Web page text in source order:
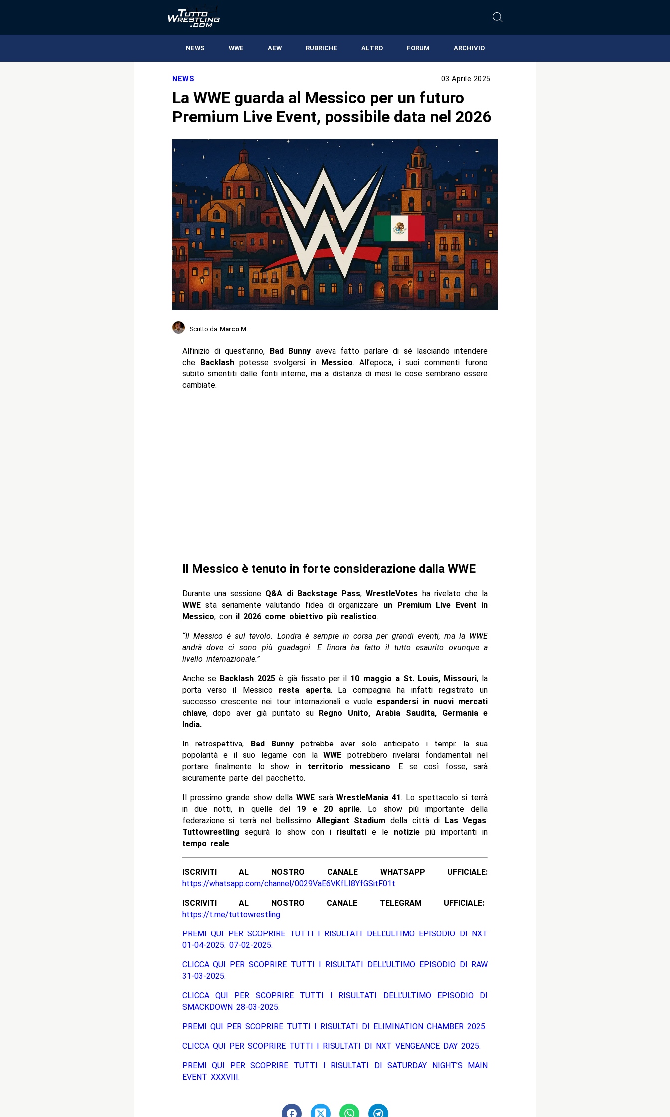
NEWS WWE AEW RUBRICHE ALTRO FORUM ARCHIVIO
NEWS 03 Aprile 2025
La WWE guarda al Messico per un futuro
Premium Live Event, possibile data nel 2026
Scritto da Marco M.
All’inizio di quest’anno, Bad Bunny aveva fatto parlare di sé lasciando intendere
che Backlashpotesse svolgersi in Messico. All’epoca, i suoi commenti furono
subito smentiti dalle fonti interne, ma a distanza di mesi le cose sembrano essere
cambiate.
Il Messico è tenuto in forte considerazione dalla WWE
Durante una sessione Q&A di Backstage Pass,WrestleVotes ha rivelato che la
WWEsta seriamente valutando l’idea di organizzare un Premium Live Event in
Messico, con il 2026 come obiettivo più realistico.
“Il Messico è sul tavolo. Londra è sempre in corsa per grandi eventi, ma la WWE
andrà dove ci sono più guadagni. E finora ha fatto il tutto esaurito ovunque a
livello internazionale.”
Anche se Backlash 2025 è già fissato per il 10 maggio a St. Louis, Missouri, la
porta verso il Messico resta aperta. La compagnia ha infatti registrato un
successo crescente nei tour internazionali e vuoleespandersi in nuovi mercati
chiave, dopo aver già puntato su Regno Unito, Arabia Saudita, Germania e
India.
In retrospettiva, Bad Bunny potrebbe aver solo anticipato i tempi: la sua
popolarità e il suo legame con laWWE potrebbero rivelarsi fondamentali nel
portare finalmente lo show in territorio messicano. E se così fosse, sarà
sicuramente parte del pacchetto.
Il prossimo grande show dellaWWE saràWrestleMania 41. Lo spettacolo si terrà
in due notti, in quelle del 19 e 20 aprile. Lo show più importante della
federazione si terrà nel bellissimo Allegiant Stadium della città di Las Vegas.
Tuttowrestling seguirà lo show con i risultati e le notizie più importanti in
tempo reale.
ISCRIVITI AL NOSTRO CANALE WHATSAPP UFFICIALE:
https://whatsapp.com/channel/0029VaE6VKfLI8YfGSitF01t
ISCRIVITI AL NOSTRO CANALE TELEGRAM UFFICIALE:
https://t.me/tuttowrestling
PREMI QUI PER SCOPRIRE TUTTI I RISULTATI DELL’ULTIMO EPISODIO DI NXT
01-04-2025. 07-02-2025.
CLICCA QUI PER SCOPRIRE TUTTI I RISULTATI DELL’ULTIMO EPISODIO DI RAW
31-03-2025.
CLICCA QUI PER SCOPRIRE TUTTI I RISULTATI DELL’ULTIMO EPISODIO DI
SMACKDOWN 28-03-2025.
PREMI QUI PER SCOPRIRE TUTTI I RISULTATI DI ELIMINATION CHAMBER 2025.
CLICCA QUI PER SCOPRIRE TUTTI I RISULTATI DI NXT VENGEANCE DAY 2025.
PREMI QUI PER SCOPRIRE TUTTI I RISULTATI DI SATURDAY NIGHT’S MAIN
EVENT XXXVIII.